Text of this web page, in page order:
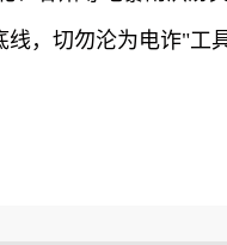
，切勿沦为电诈"工